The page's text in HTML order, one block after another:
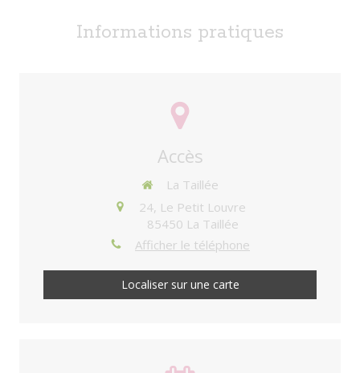
Informations pratiques
Accès
La Taillée
24, Le Petit Louvre
85450 La Taillée
Afficher le téléphone
Localiser sur une carte